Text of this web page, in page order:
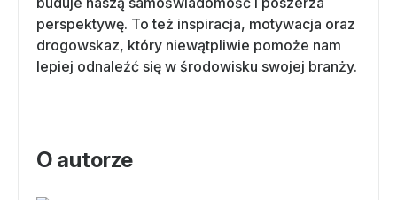
perspektywę. To też inspiracja, motywacja oraz
drogowskaz, który niewątpliwie pomoże nam
lepiej odnaleźć się w środowisku swojej branży.
O autorze